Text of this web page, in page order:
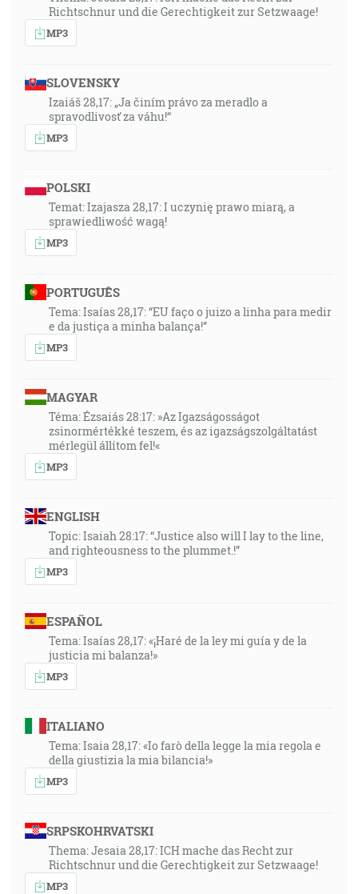
Richtschnur und die Gerechtigkeit zur Setzwaage!
MP3
SLOVENSKY
Izaiáš 28,17: „Ja činím právo za meradlo a
spravodlivosť za váhu!“
MP3
POLSKI
Temat: Izajasza 28,17: I uczynię prawo miarą, a
sprawiedliwość wagą!
MP3
PORTUGUÊS
Tema: Isaías 28,17: “EU faço o juizo a linha para medir
e da justiça a minha balança!”
MP3
MAGYAR
Téma: Ézsaiás 28:17: »Az Igazságosságot
zsinormértékké teszem, és az igazságszolgáltatást
mérlegül állítom fel!«
MP3
ENGLISH
Topic: Isaiah 28:17: “Justice also will I lay to the line,
and righteousness to the plummet.!”
MP3
ESPAÑOL
Tema: Isaías 28,17: «¡Haré de la ley mi guía y de la
justicia mi balanza!»
MP3
ITALIANO
Tema: Isaia 28,17: «Io farò della legge la mia regola e
della giustizia la mia bilancia!»
MP3
SRPSKOHRVATSKI
Thema: Jesaia 28,17: ICH mache das Recht zur
Richtschnur und die Gerechtigkeit zur Setzwaage!
MP3